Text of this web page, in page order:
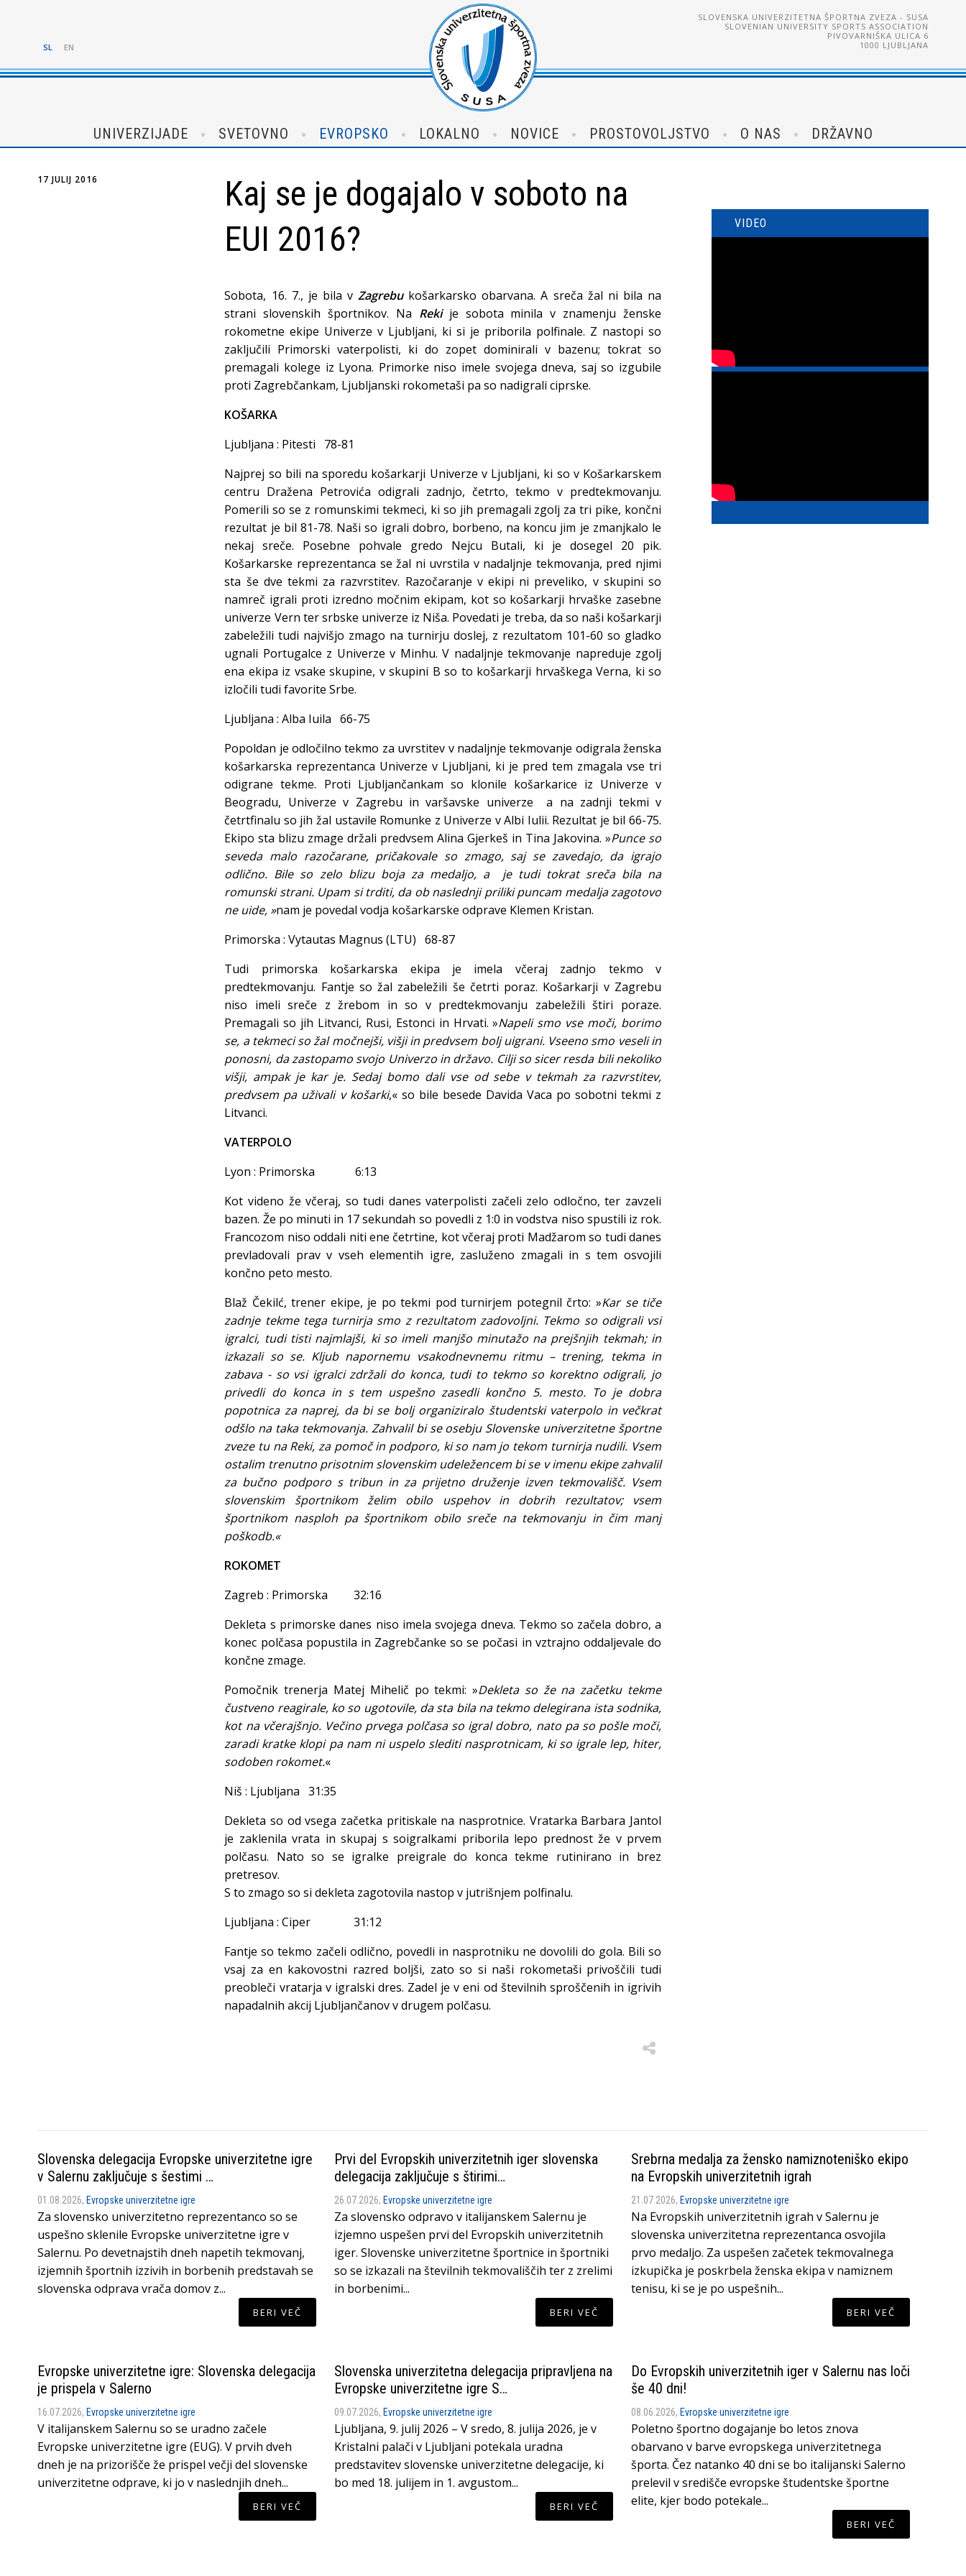
SL EN
SLOVENSKA UNIVERZITETNA ŠPORTNA ZVEZA - SUSA
SLOVENIAN UNIVERSITY SPORTS ASSOCIATION
PIVOVARNIŠKA ULICA 6
1000 LJUBLJANA
UNIVERZIJADE SVETOVNO EVROPSKO LOKALNO NOVICE PROSTOVOLJSTVO O NAS DRŽAVNO
17 JULIJ 2016
Kaj se je dogajalo v soboto na
EUI 2016?
Sobota, 16. 7., je bila vZagrebukošarkarsko obarvana. A sreča žal ni bila na
strani slovenskih športnikov. Na Rekije sobota minila v znamenju ženske
rokometne ekipe Univerze v Ljubljani, ki si je priborila polfinale. Z nastopi so
zaključili Primorski vaterpolisti, ki do zopet dominirali v bazenu; tokrat so
premagali kolege iz Lyona. Primorke niso imele svojega dneva, saj so izgubile
proti Zagrebčankam, Ljubljanski rokometaši pa so nadigrali ciprske.
KOŠARKA
Ljubljana : Pitesti 78-81
Najprej so bili na sporedu košarkarji Univerze v Ljubljani, ki so v Košarkarskem
centru Dražena Petrovića odigrali zadnjo, četrto, tekmo v predtekmovanju.
Pomerili so se z romunskimi tekmeci, ki so jih premagali zgolj za tri pike, končni
rezultat je bil 81-78. Naši so igrali dobro, borbeno, na koncu jim je zmanjkalo le
nekaj sreče. Posebne pohvale gredo Nejcu Butali, ki je dosegel 20 pik.
Košarkarske reprezentanca se žal ni uvrstila v nadaljnje tekmovanja, pred njimi
sta še dve tekmi za razvrstitev. Razočaranje v ekipi ni preveliko, v skupini so
namreč igrali proti izredno močnim ekipam, kot so košarkarji hrvaške zasebne
univerze Vern ter srbske univerze iz Niša. Povedati je treba, da so naši košarkarji
zabeležili tudi najvišjo zmago na turnirju doslej, z rezultatom 101-60 so gladko
ugnali Portugalce z Univerze v Minhu. V nadaljnje tekmovanje napreduje zgolj
ena ekipa iz vsake skupine, v skupini B so to košarkarji hrvaškega Verna, ki so
izločili tudi favorite Srbe.
Ljubljana : Alba Iuila 66-75
Popoldan je odločilno tekmo za uvrstitev v nadaljnje tekmovanje odigrala ženska
košarkarska reprezentanca Univerze v Ljubljani, ki je pred tem zmagala vse tri
odigrane tekme. Proti Ljubljančankam so klonile košarkarice iz Univerze v
Beogradu, Univerze v Zagrebu in varšavske univerze a na zadnji tekmi v
četrtfinalu so jih žal ustavile Romunke z Univerze v Albi Iulii. Rezultat je bil 66-75.
Ekipo sta blizu zmage držali predvsem Alina Gjerkeš in Tina Jakovina. »Punce so
seveda malo razočarane, pričakovale so zmago, saj se zavedajo, da igrajo
odlično. Bile so zelo blizu boja za medaljo, a je tudi tokrat sreča bila na
romunski strani. Upam si trditi, da ob naslednji priliki puncam medalja zagotovo
ne uide, »nam je povedal vodja košarkarske odprave Klemen Kristan.
Primorska : Vytautas Magnus (LTU) 68-87
Tudi primorska košarkarska ekipa je imela včeraj zadnjo tekmo v
predtekmovanju. Fantje so žal zabeležili še četrti poraz. Košarkarji v Zagrebu
niso imeli sreče z žrebom in so v predtekmovanju zabeležili štiri poraze.
Premagali so jih Litvanci, Rusi, Estonci in Hrvati. »Napeli smo vse moči, borimo
se, a tekmeci so žal močnejši, višji in predvsem bolj uigrani. Vseeno smo veseli in
ponosni, da zastopamo svojo Univerzo in državo. Cilji so sicer resda bili nekoliko
višji, ampak je kar je. Sedaj bomo dali vse od sebe v tekmah za razvrstitev,
predvsem pa uživali v košarki,« so bile besede Davida Vaca po sobotni tekmi z
Litvanci.
VATERPOLO
Lyon : Primorska 6:13
Kot videno že včeraj, so tudi danes vaterpolisti začeli zelo odločno, ter zavzeli
bazen. Že po minuti in 17 sekundah so povedli z 1:0 in vodstva niso spustili iz rok.
Francozom niso oddali niti ene četrtine, kot včeraj proti Madžarom so tudi danes
prevladovali prav v vseh elementih igre, zasluženo zmagali in s tem osvojili
končno peto mesto.
Blaž Čekilć, trener ekipe, je po tekmi pod turnirjem potegnil črto: »Kar se tiče
zadnje tekme tega turnirja smo z rezultatom zadovoljni. Tekmo so odigrali vsi
igralci, tudi tisti najmlajši, ki so imeli manjšo minutažo na prejšnjih tekmah; in
izkazali so se. Kljub napornemu vsakodnevnemu ritmu – trening, tekma in
zabava - so vsi igralci zdržali do konca, tudi to tekmo so korektno odigrali, jo
privedli do konca in s tem uspešno zasedli končno 5. mesto. To je dobra
popotnica za naprej, da bi se bolj organiziralo študentski vaterpolo in večkrat
odšlo na taka tekmovanja. Zahvalil bi se osebju Slovenske univerzitetne športne
zveze tu na Reki, za pomoč in podporo, ki so nam jo tekom turnirja nudili. Vsem
ostalim trenutno prisotnim slovenskim udeležencem bi se v imenu ekipe zahvalil
za bučno podporo s tribun in za prijetno druženje izven tekmovališč. Vsem
slovenskim športnikom želim obilo uspehov in dobrih rezultatov; vsem
športnikom nasploh pa športnikom obilo sreče na tekmovanju in čim manj
poškodb.«
ROKOMET
Zagreb : Primorska 32:16
Dekleta s primorske danes niso imela svojega dneva. Tekmo so začela dobro, a
konec polčasa popustila in Zagrebčanke so se počasi in vztrajno oddaljevale do
končne zmage.
Pomočnik trenerja Matej Mihelič po tekmi: »Dekleta so že na začetku tekme
čustveno reagirale, ko so ugotovile, da sta bila na tekmo delegirana ista sodnika,
kot na včerajšnjo. Večino prvega polčasa so igral dobro, nato pa so pošle moči,
zaradi kratke klopi pa nam ni uspelo slediti nasprotnicam, ki so igrale lep, hiter,
sodoben rokomet.«
Niš : Ljubljana 31:35
Dekleta so od vsega začetka pritiskale na nasprotnice. Vratarka Barbara Jantol
je zaklenila vrata in skupaj s soigralkami priborila lepo prednost že v prvem
polčasu. Nato so se igralke preigrale do konca tekme rutinirano in brez
pretresov.
S to zmago so si dekleta zagotovila nastop v jutrišnjem polfinalu.
Ljubljana : Ciper 31:12
Fantje so tekmo začeli odlično, povedli in nasprotniku ne dovolili do gola. Bili so
vsaj za en kakovostni razred boljši, zato so si naši rokometaši privoščili tudi
preobleči vratarja v igralski dres. Zadel je v eni od številnih sproščenih in igrivih
napadalnih akcij Ljubljančanov v drugem polčasu.
VIDEO
Slovenska delegacija Evropske univerzitetne igre
v Salernu zaključuje s šestimi …
01.08.2026, Evropske univerzitetne igre
Za slovensko univerzitetno reprezentanco so se
uspešno sklenile Evropske univerzitetne igre v
Salernu. Po devetnajstih dneh napetih tekmovanj,
izjemnih športnih izzivih in borbenih predstavah se
slovenska odprava vrača domov z...
BERI VEČ
Prvi del Evropskih univerzitetnih iger slovenska
delegacija zaključuje s štirimi…
26.07.2026, Evropske univerzitetne igre
Za slovensko odpravo v italijanskem Salernu je
izjemno uspešen prvi del Evropskih univerzitetnih
iger. Slovenske univerzitetne športnice in športniki
so se izkazali na številnih tekmovališčih ter z zrelimi
in borbenimi...
BERI VEČ
Srebrna medalja za žensko namiznoteniško ekipo
na Evropskih univerzitetnih igrah
21.07.2026, Evropske univerzitetne igre
Na Evropskih univerzitetnih igrah v Salernu je
slovenska univerzitetna reprezentanca osvojila
prvo medaljo. Za uspešen začetek tekmovalnega
izkupička je poskrbela ženska ekipa v namiznem
tenisu, ki se je po uspešnih...
BERI VEČ
Evropske univerzitetne igre: Slovenska delegacija
je prispela v Salerno
16.07.2026, Evropske univerzitetne igre
V italijanskem Salernu so se uradno začele
Evropske univerzitetne igre (EUG). V prvih dveh
dneh je na prizorišče že prispel večji del slovenske
univerzitetne odprave, ki jo v naslednjih dneh...
BERI VEČ
Slovenska univerzitetna delegacija pripravljena na
Evropske univerzitetne igre S…
09.07.2026, Evropske univerzitetne igre
Ljubljana, 9. julij 2026 – V sredo, 8. julija 2026, je v
Kristalni palači v Ljubljani potekala uradna
predstavitev slovenske univerzitetne delegacije, ki
bo med 18. julijem in 1. avgustom...
BERI VEČ
Do Evropskih univerzitetnih iger v Salernu nas loči
še 40 dni!
08.06.2026, Evropske univerzitetne igre
Poletno športno dogajanje bo letos znova
obarvano v barve evropskega univerzitetnega
športa. Čez natanko 40 dni se bo italijanski Salerno
prelevil v središče evropske študentske športne
elite, kjer bodo potekale...
BERI VEČ